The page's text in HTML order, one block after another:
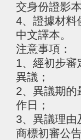
交身份證影
4、證據材料
中文譯本。
注意事項：
1、經初步
異議；
2、異議期
作日；
3、異議理
商標初審公